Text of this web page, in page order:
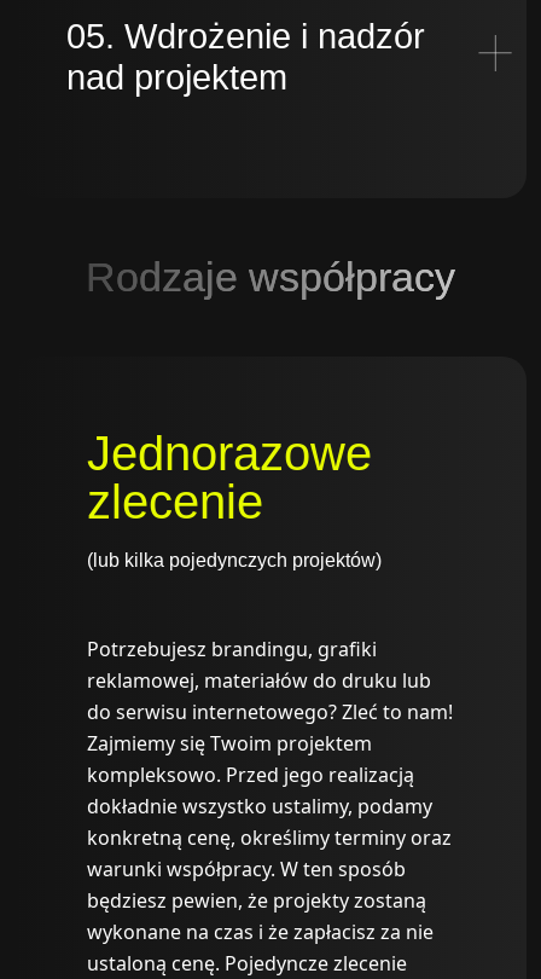
05. Wdrożenie i nadzór
nad projektem
Rodzaje współpracy
Jednorazowe
zlecenie
(lub kilka pojedynczych projektów)
Potrzebujesz brandingu, grafiki
reklamowej, materiałów do druku lub
do serwisu internetowego? Zleć to nam!
Zajmiemy się Twoim projektem
kompleksowo. Przed jego realizacją
dokładnie wszystko ustalimy, podamy
konkretną cenę, określimy terminy oraz
warunki współpracy. W ten sposób
będziesz pewien, że projekty zostaną
wykonane na czas i że zapłacisz za nie
ustaloną cenę. Pojedyncze zlecenie